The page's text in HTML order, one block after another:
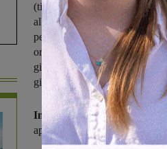
(ticket PS, cartelle cliniche,
alberghiero, cure all'estero)
periodo delle festività,
orari: dal lunedì al venerdì,
giovedì dalle 15 alle 17, ma
giovedì 20 e di giovedì 27.
Infine, nelle giornate del 24
apertura al pubblico nell'orario